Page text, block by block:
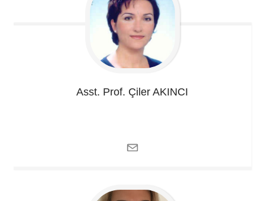
Asst. Prof. Çiler AKINCI